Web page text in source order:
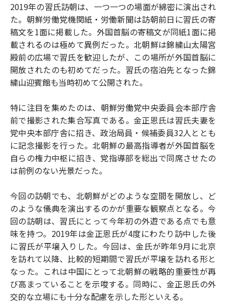
2019年の習氏訪朝は、一つ一つの場面が綿密に演出され
た。朝鮮労働党機関紙・労働新聞は訪朝前日に習氏の寄
稿文を1面に掲載した。外国首脳の寄稿文が同紙1面に掲
載されるのは極めて異例だった。北朝鮮は錦繍山太陽宮
殿前の広場で習氏を歓迎したが、この場所が外国首脳に
開放されたのも初めてだった。習氏の宿泊先となった錦
繍山迎賓館も当時初めて公開された。
特に注目を集めたのは、朝鮮労働党中央委員会本部庁舎
前で撮影された集合写真である。金正恩氏は習氏夫妻を
党中央本部庁舎に招き、政治局員・候補委員32人ととも
に記念撮影を行った。北朝鮮の最高指導者が外国首脳を
自らの権力中枢に招き、党指導部を総出で同席させたの
は前例のない光景だった。
今回の訪朝でも、北朝鮮がどのような空間を開放し、ど
のような儀典を演出するのかが重要な観察点となる。今
回の訪朝は、習氏にとって今年初の外遊である点でも意
味を持つ。2019年は金正恩氏が4度にわたり訪中した後
に習氏が平壌入りした。今回は、金氏が昨年9月に北京
を訪れて以降、比較的短期間で習氏が平壌を訪れる形と
なった。これは中国にとって北朝鮮の戦略的重要性が再
び高まっていることを示唆する。同時に、金正恩氏の外
交的な立場にも十分な配慮を示した形といえる。